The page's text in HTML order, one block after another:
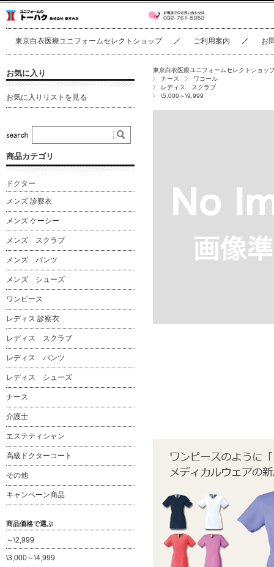
東京白衣医療ユニフォームセレクトショップ ご利用案内 お
東京白衣医療ユニフォームセレクトショッ
ナース
ワコール
レディス スクラブ
\5,000～\9,999
お気に入り
お気に入りリストを見る
商品カテゴリ
ドクター
メンズ 診察衣
メンズ ケーシー
メンズ スクラブ
メンズ パンツ
メンズ シューズ
ワンピース
レディス 診察衣
レディス スクラブ
レディス パンツ
レディス シューズ
ナース
介護士
エステティシャン
高級ドクターコート
その他
キャンペーン商品
商品価格で選ぶ
～\2,999
\3,000～\4,999